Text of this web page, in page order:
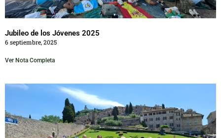
Jubileo de los Jóvenes 2025
6 septiembre, 2025
Ver Nota Completa